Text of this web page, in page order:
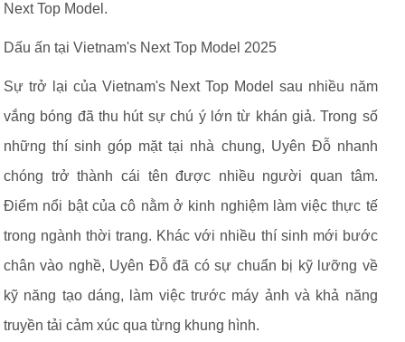
Next Top Model.
Dấu ấn tại Vietnam's Next Top Model 2025
Sự trở lại của Vietnam's Next Top Model sau nhiều năm
vắng bóng đã thu hút sự chú ý lớn từ khán giả. Trong số
những thí sinh góp mặt tại nhà chung, Uyên Đỗ nhanh
chóng trở thành cái tên được nhiều người quan tâm.
Điểm nổi bật của cô nằm ở kinh nghiệm làm việc thực tế
trong ngành thời trang. Khác với nhiều thí sinh mới bước
chân vào nghề, Uyên Đỗ đã có sự chuẩn bị kỹ lưỡng về
kỹ năng tạo dáng, làm việc trước máy ảnh và khả năng
truyền tải cảm xúc qua từng khung hình.